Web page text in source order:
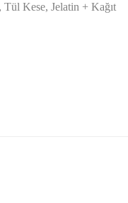
Tül Kese, Jelatin + Kağıt